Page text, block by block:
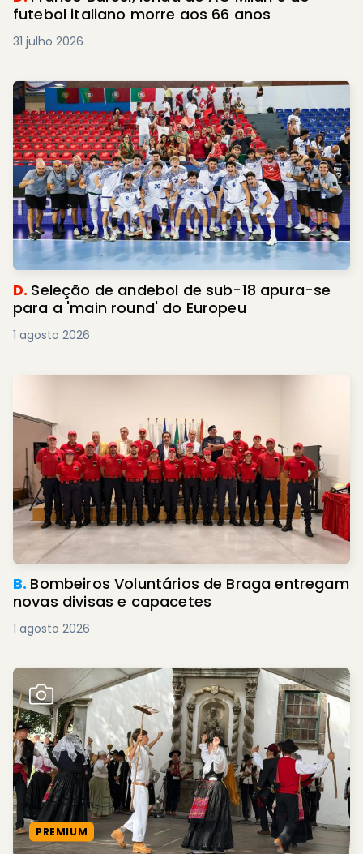
futebol italiano morre aos 66 anos
31 julho 2026
D. Seleção de andebol de sub-18 apura-se
para a 'main round' do Europeu
1 agosto 2026
B. Bombeiros Voluntários de Braga entregam
novas divisas e capacetes
1 agosto 2026
PREMIUM